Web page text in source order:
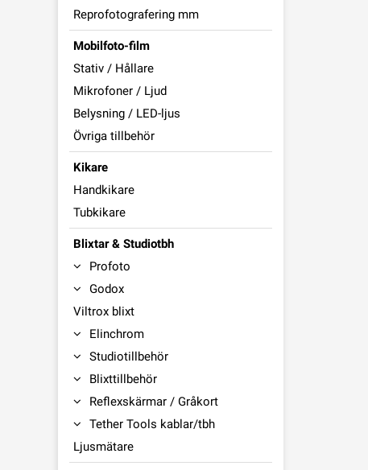
Reprofotografering mm
Mobilfoto-film
Stativ / Hållare
Mikrofoner / Ljud
Belysning / LED-ljus
Övriga tillbehör
Kikare
Handkikare
Tubkikare
Blixtar & Studiotbh
Profoto
Godox
Viltrox blixt
Elinchrom
Studiotillbehör
Blixttillbehör
Reflexskärmar / Gråkort
Tether Tools kablar/tbh
Ljusmätare